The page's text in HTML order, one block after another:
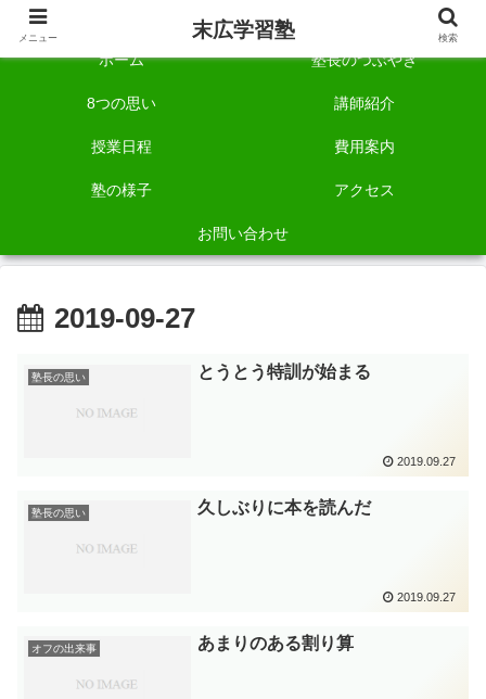
自称「一宮でいちばん塾で勉強させる塾」です。
ホーム 塾長のつぶやき
8つの思い 講師紹介
授業日程 費用案内
塾の様子 アクセス
お問い合わせ
2019-09-27
塾長の思い とうとう特訓が始まる
2019.09.27
塾長の思い 久しぶりに本を読んだ
2019.09.27
オフの出来事 あまりのある割り算
メニュー 末広学習塾 検索